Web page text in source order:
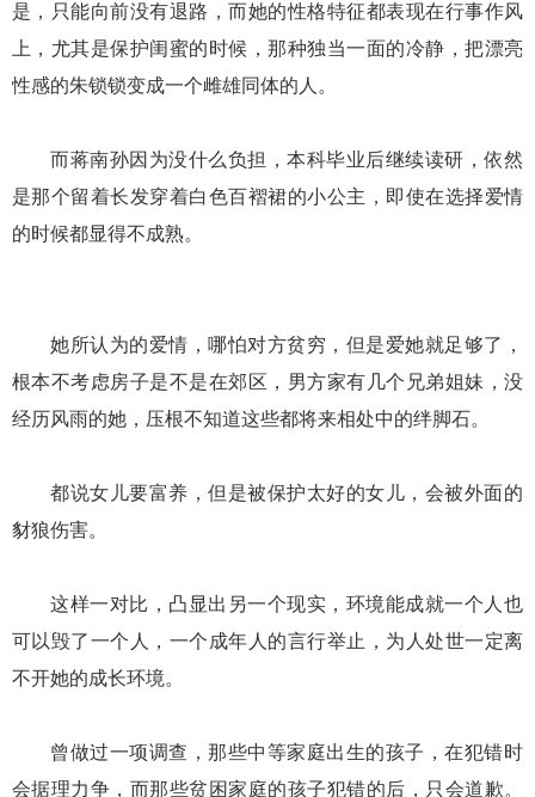
是，只能向前没有退路，而她的性格特征都表现在行事作风
上，尤其是保护闺蜜的时候，那种独当一面的冷静，把漂亮
性感的朱锁锁变成一个雌雄同体的人。
而蒋南孙因为没什么负担，本科毕业后继续读研，依然
是那个留着长发穿着白色百褶裙的小公主，即使在选择爱情
的时候都显得不成熟。
她所认为的爱情，哪怕对方贫穷，但是爱她就足够了，
根本不考虑房子是不是在郊区，男方家有几个兄弟姐妹，没
经历风雨的她，压根不知道这些都将来相处中的绊脚石。
都说女儿要富养，但是被保护太好的女儿，会被外面的
豺狼伤害。
这样一对比，凸显出另一个现实，环境能成就一个人也
可以毁了一个人，一个成年人的言行举止，为人处世一定离
不开她的成长环境。
曾做过一项调查，那些中等家庭出生的孩子，在犯错时
会据理力争，而那些贫困家庭的孩子犯错的后，只会道歉。